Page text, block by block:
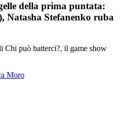
della prima puntata:
Natasha Stefanenko ruba
Chi può batterci?, il game show